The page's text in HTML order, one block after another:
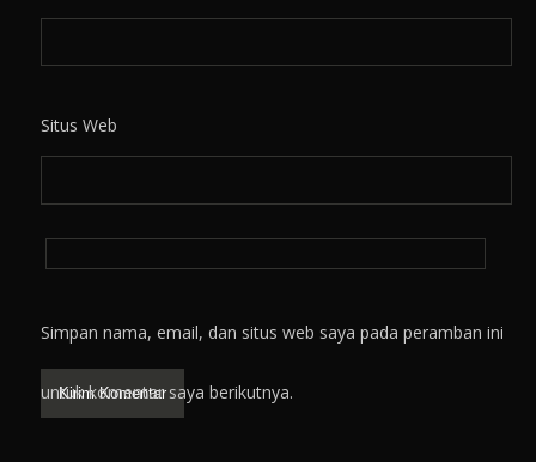
Situs Web
Simpan nama, email, dan situs web saya pada peramban ini
untuk komentar saya berikutnya.